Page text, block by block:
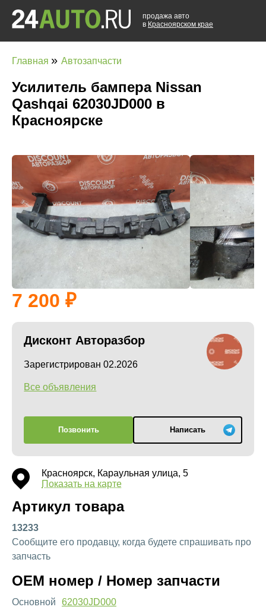
продажа авто
в Красноярском крае
Главная » Автозапчасти
Усилитель бампера Nissan
Qashqai 62030JD000 в
Красноярске
7 200
Дисконт Авторазбор
Зарегистрирован 02.2026
Все объявления
Позвонить Написать
Красноярск, Караульная улица, 5
Показать на карте
Артикул товара
13233
Сообщите его продавцу, когда будете спрашивать про
запчасть
OEM номер / Номер запчасти
Основной
62030JD000